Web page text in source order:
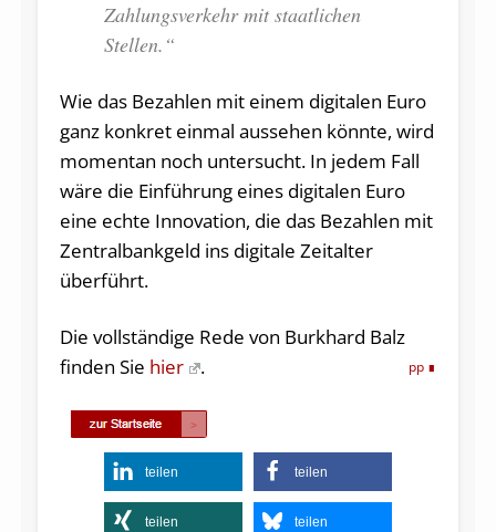
Zahlungsverkehr mit staatlichen
Stellen.“
Wie das Bezahlen mit einem digitalen Euro
ganz konkret einmal aussehen könnte, wird
momentan noch untersucht. In jedem Fall
wäre die Einführung eines digitalen Euro
eine echte Innovation, die das Bezahlen mit
Zentralbankgeld ins digitale Zeitalter
überführt.
Die vollständige Rede von Burkhard Balz
finden Sie hier . pp
teilen teilen
teilen teilen